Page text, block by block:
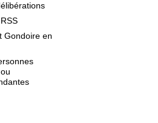
Gondoire en